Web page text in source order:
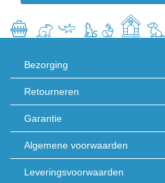
Bezorging
Retourneren
Garantie
Algemene voorwaarden
Leveringsvoorwaarden